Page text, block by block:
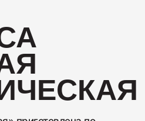
варёно-копчёная